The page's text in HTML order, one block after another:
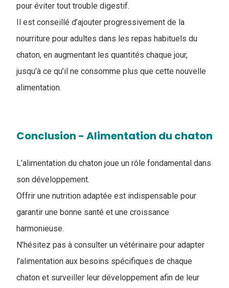
pour éviter tout trouble digestif.
Il est conseillé d’ajouter progressivement de la
nourriture pour adultes dans les repas habituels du
chaton, en augmentant les quantités chaque jour,
jusqu’à ce qu’il ne consomme plus que cette nouvelle
alimentation.
Conclusion - ​Alimentation du chaton
L’alimentation du chaton joue un rôle fondamental dans
son développement.
Offrir une nutrition adaptée est indispensable pour
garantir une bonne santé et une croissance
harmonieuse.
N’hésitez pas à consulter un vétérinaire pour adapter
l’alimentation aux besoins spécifiques de chaque
chaton et surveiller leur développement afin de leur